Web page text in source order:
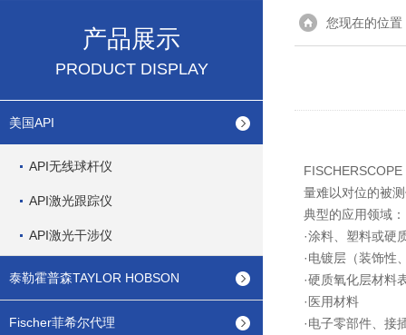
产品展示
PRODUCT DISPLAY
美国API
API无线球杆仪
API激光跟踪仪
API激光干涉仪
泰勒霍普森TAYLOR HOBSON
Fischer菲希尔代理
您现在的位置
量难以对位的被
典型的应用领域：
·涂料、塑料或硬
·电镀层（装饰性
·硬质氧化层材料
·医用材料
·电子零部件、接